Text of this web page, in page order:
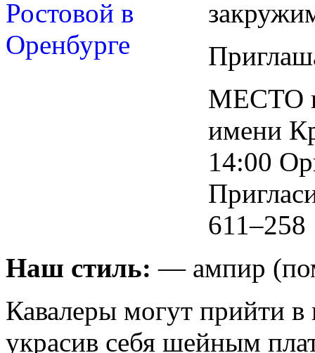
МЕСТО
имени
14:00
611–258
Наш стиль: — ампир
Кавалеры могут прийти в
украсив себя шейным